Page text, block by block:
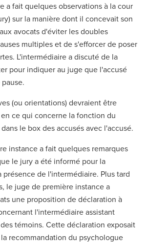
a fait quelques observations à la cour
sur la manière dont il concevait son
avocats d'éviter les doubles
multiples et de s'efforcer de poser
L'intermédiaire a discuté de la
pour indiquer au juge que l'accusé
(ou orientations) devraient être
ce qui concerne la fonction du
le box des accusés avec l'accusé.
instance a fait quelques remarques
le jury a été informé pour la
présence de l'intermédiaire. Plus tard
le juge de première instance a
une proposition de déclaration à
l'intermédiaire assistant
témoins. Cette déclaration exposait
recommandation du psychologue